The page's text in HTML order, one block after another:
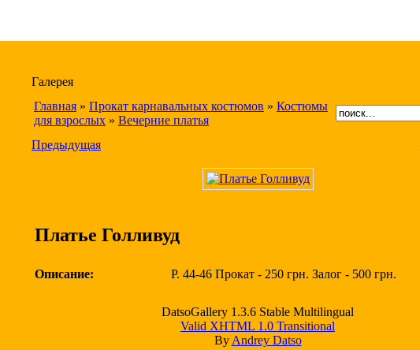
Галерея
Главная » Прокат карнавальных костюмов » Костюмы
для взрослых » Вечерние платья
Предыдущая
Платье Голливуд
Описание: Р. 44-46 Прокат - 250 грн. Залог - 500 грн.
DatsoGallery 1.3.6 Stable Multilingual
Valid XHTML 1.0 Transitional
By Andrey Datso